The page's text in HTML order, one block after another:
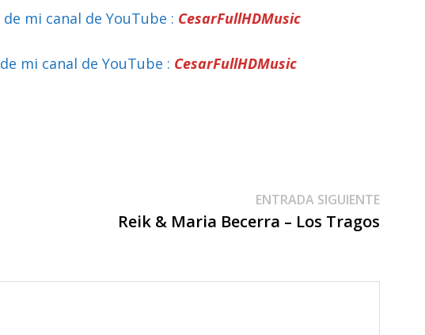
de mi canal de YouTube : CesarFullHDMusic
de mi canal de YouTube : CesarFullHDMusic
ENTRADA SIGUIENTEEntrada
Reik & Maria Becerra – Los Tragos